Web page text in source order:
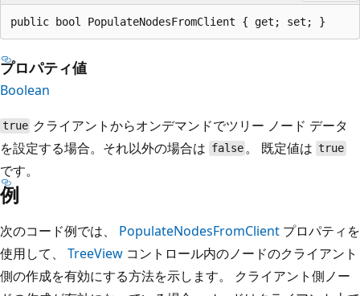
public bool PopulateNodesFromClient { get; set; }
プロパティ値
Boolean
true クライアントからオンデマンドでツリー ノード データ
を設定する場合。それ以外の場合は false 。 既定値はtrue
です。
例
次のコード例では、 PopulateNodesFromClient プロパティを
使用して、 TreeView コントロール内のノードのクライアント
側の作成を有効にする方法を示します。 クライアント側ノー